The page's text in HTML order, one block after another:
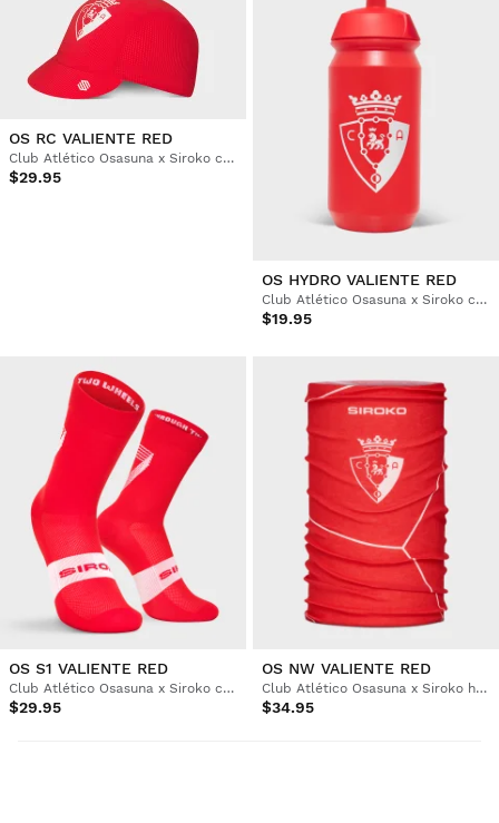
OS RC VALIENTE RED
Club Atlético Osasuna x Siroko cykelkeps
$29.95
OS HYDRO VALIENTE RED
Club Atlético Osasuna x Siroko cykelflaska
$19.95
OS S1 VALIENTE RED
Club Atlético Osasuna x Siroko cykelstrumpor
$29.95
OS NW VALIENTE RED
Club Atlético Osasuna x Siroko halsvärmare för cykling
$34.95